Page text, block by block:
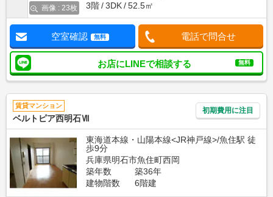
画像 : 23枚
3階
3DK 52.5㎡
空室確認 無料 電話で問合せ
お店にLINEで相談する 無料
賃貸マンション
ベルトピア西明石Ⅶ
初期費用に注目
東海道本線・山陽本線<JR神戸線>/魚住駅 徒
歩9分
兵庫県明石市魚住町西岡
築年数
築36年
建物階数
6階建